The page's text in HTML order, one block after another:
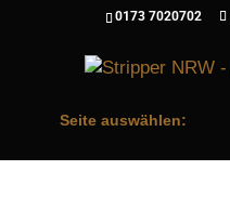
0173 7020702
Seite auswählen: